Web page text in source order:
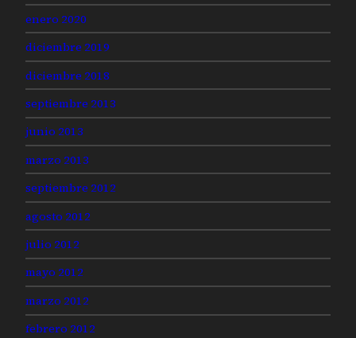
enero 2020
diciembre 2019
diciembre 2018
septiembre 2013
junio 2013
marzo 2013
septiembre 2012
agosto 2012
julio 2012
mayo 2012
marzo 2012
febrero 2012